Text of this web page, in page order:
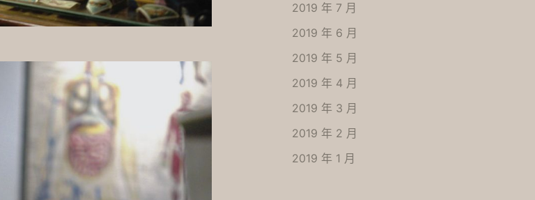
2019 年 7 月
2019 年 6 月
2019 年 5 月
2019 年 4 月
2019 年 3 月
2019 年 2 月
2019 年 1 月